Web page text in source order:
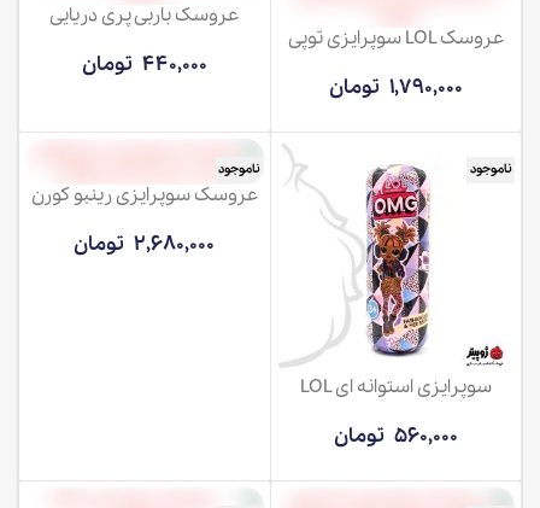
عروسک LOL سوپرایزی توپی
1,790,000 تومان
عروسک باربی پری دریایی
440,000 تومان
ناموجود
سوپرایزی استوانه ای LOL
560,000 تومان
ناموجود
عروسک سوپرایزی رینبو کورن
2,680,000 تومان